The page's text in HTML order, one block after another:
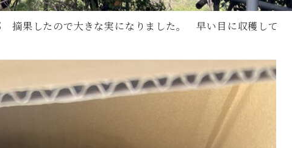
摘果したので大きな実になりました。 早い目に収穫し